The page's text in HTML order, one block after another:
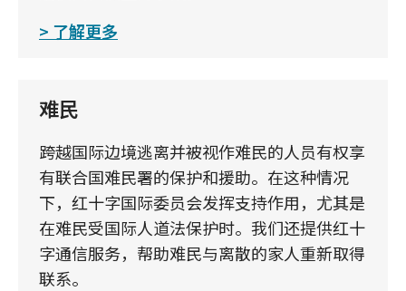
了解更多
难民
跨越国际边境逃离并被视作难民的人员有权享
有联合国难民署的保护和援助。在这种情况
下，红十字国际委员会发挥支持作用，尤其是
在难民受国际人道法保护时。我们还提供红十
字通信服务，帮助难民与离散的家人重新取得
联系。